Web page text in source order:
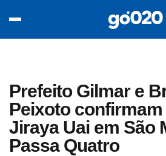
Prefeito Gilmar e
Peixoto
Jiraya Uai em São
Passa Quatro
acontece agora
entretenimento
vídeos
pod020